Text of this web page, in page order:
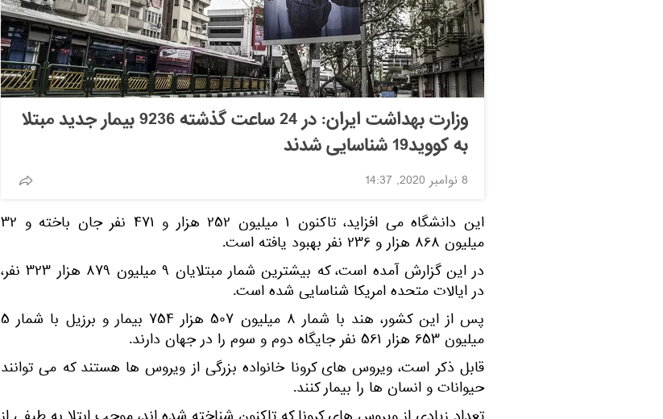
وزارت بهداشت ایران: در 24 ساعت گذشته 9236 بیمار جدید مبتلا
به کووید19 شناسایی شدند
8 نوامبر 2020, 14:37
این دانشگاه می افزاید، تاکنون ۱ میلیون ۲۵۲ هزار و ۴۷۱ نفر جان باخته و ۳۲
میلیون ۸۶۸ هزار و ۲۳۶ نفر بهبود یافته است.
در این گزارش آمده است، که بیشترین شمار مبتلایان ۹ میلیون ۸۷۹ هزار ۳۲۳ نفر،
در ایالات متحده امریکا شناسایی شده است.
پس از این کشور، هند با شمار ۸ میلیون ۵۰۷ هزار ۷۵۴ بیمار و برزیل با شمار ۵
میلیون ۶۵۳ هزار ۵۶۱ نفر جایگاه دوم و سوم را در جهان دارند.
قابل ذکر است، ویروس ‌های کرونا خانواده بزرگی از‌ ویروس ‌ها هستند که می ‌توانند
حیوانات و انسان ‌ها را بیمار کنند.